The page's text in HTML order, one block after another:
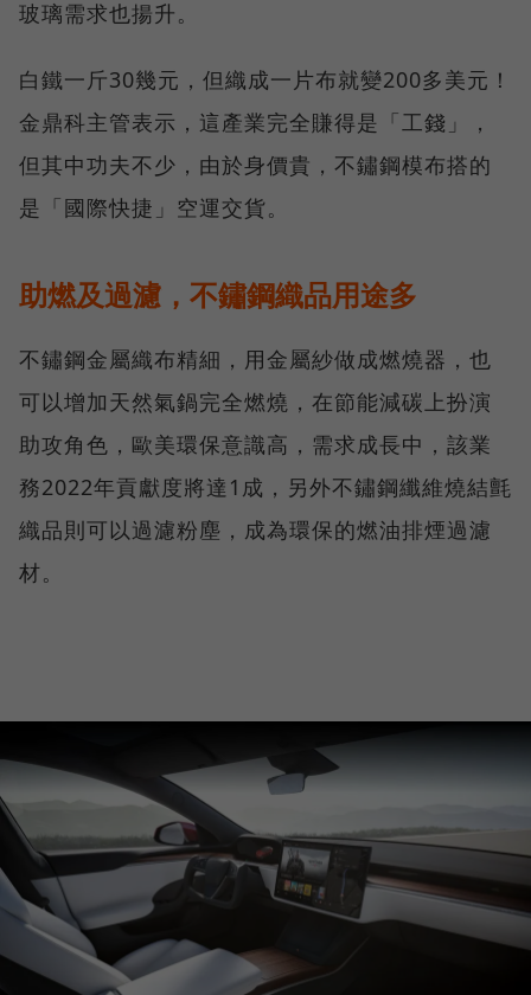
玻璃需求也揚升。
白鐵一斤30幾元，但織成一片布就變200多美元！
金鼎科主管表示，這產業完全賺得是「工錢」，
但其中功夫不少，由於身價貴，不鏽鋼模布搭的
是「國際快捷」空運交貨。
助燃及過濾，不鏽鋼織品用途多
不鏽鋼金屬織布精細，用金屬紗做成燃燒器，也
可以增加天然氣鍋完全燃燒，在節能減碳上扮演
助攻角色，歐美環保意識高，需求成長中，該業
務2022年貢獻度將達1成，另外不鏽鋼纖維燒結氈
織品則可以過濾粉塵，成為環保的燃油排煙過濾
材。